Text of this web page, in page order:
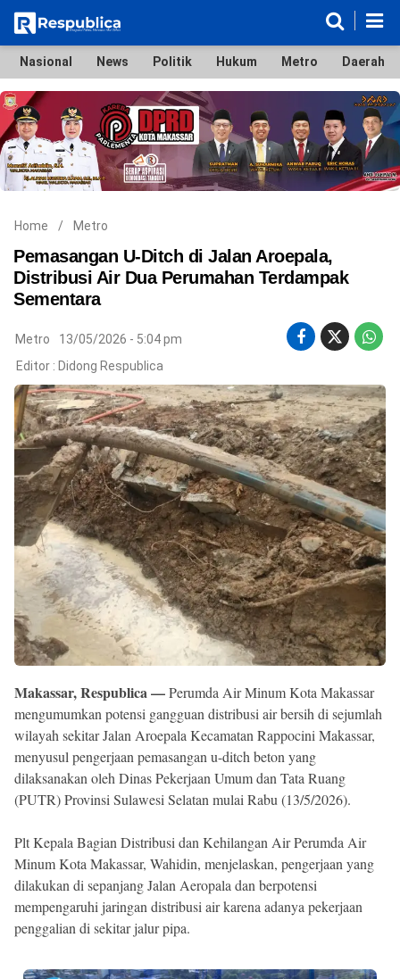
Nasional
News
Politik
Hukum
Metro
Daerah
Ekonomi & Bisnis
Lifestyle
Otomotif
Bola & Sport
Edukasi
Tokoh
Hiburan
2026
.
Right
Reserved
Nasional News Politik Hukum Metro Daerah
Home / Metro
Pemasangan U-Ditch di Jalan Aroepala,
Distribusi Air Dua Perumahan Terdampak
Sementara
Metro
13/05/2026 - 5:04 pm
Editor : Didong Respublica
Makassar, Respublica —Perumda Air Minum Kota Makassar
mengumumkan potensi gangguan distribusi air bersih di sejumlah
wilayah sekitar Jalan Aroepala Kecamatan Rappocini Makassar,
menyusul pengerjaan pemasangan u-ditch beton yang
dilaksanakan oleh Dinas Pekerjaan Umum dan Tata Ruang
(PUTR) Provinsi Sulawesi Selatan mulai Rabu (13/5/2026).
Plt Kepala Bagian Distribusi dan Kehilangan Air Perumda Air
Minum Kota Makassar, Wahidin, menjelaskan, pengerjaan yang
dilakukan di sepanjang Jalan Aeropala dan berpotensi
mempengaruhi jaringan distribusi air karena adanya pekerjaan
penggalian di sekitar jalur pipa.